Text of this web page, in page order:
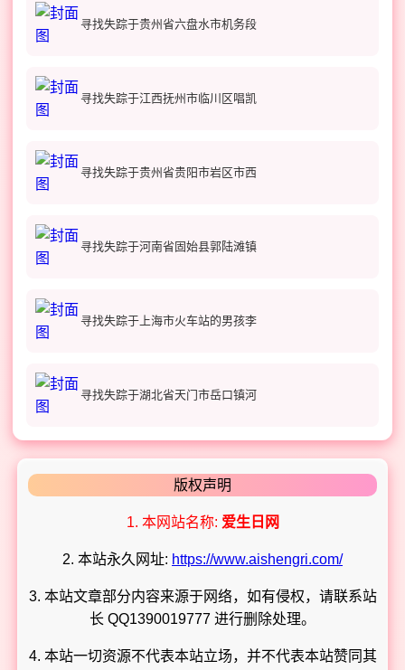
寻找失踪于贵州省六盘水市机务段
寻找失踪于江西抚州市临川区唱凯
寻找失踪于贵州省贵阳市岩区市西
寻找失踪于河南省固始县郭陆滩镇
寻找失踪于上海市火车站的男孩李
寻找失踪于湖北省天门市岳口镇河
版权声明
1. 本网站名称: 爱生日网
2. 本站永久网址: https://www.aishengri.com/
3. 本站文章部分内容来源于网络，如有侵权，请联系站
长 QQ1390019777 进行删除处理。
4. 本站一切资源不代表本站立场，并不代表本站赞同其